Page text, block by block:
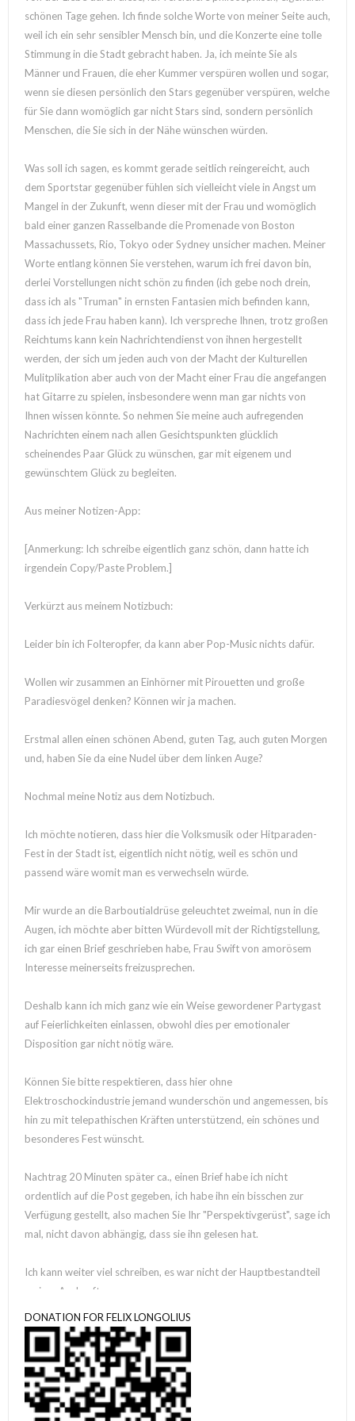
schönen Tage gehen. Ich finde solche Worte von meiner Seite auch,
weil ich ein sehr sensibler Mensch bin, und die Konzerte eine tolle
Stimmung in die Stadt gebracht haben. Ja, ich meinte Sie als
Männer und Frauen, die eher Kummer verspüren wollen und sogar,
wenn sie diesen persönlich den Stars gegenüber verspüren, welche
für Sie dann womöglich gar nicht Stars sind, sondern persönlich
Menschen, die Sie sich in der Nähe wünschen würden.
Was soll ich sagen, es kommt gerade seitlich reingereicht, auch
dem Sportstar gegenüber fühlen sich vielleicht viele in Angst um
Mangel in der Zukunft, wenn dieser mit der Frau und womöglich
bald einer ganzen Rasselbande die Promenade von Boston
Massachussets, Rio, Tokyo oder Sydney unsicher machen. Meiner
Worte entlang können Sie verstehen, warum ich frei davon bin,
derlei Vorstellungen nicht schön zu finden (ich gebe noch drein,
dass ich als "Truman" in ernsten Fantasien mich befinden kann,
dass ich jede Frau haben kann). Ich verspreche Ihnen, trotz großen
Reichtums kann kein Nachrichtendienst von ihnen hergestellt
werden, der sich um jeden auch von der Macht der Kulturellen
Mulitplikation aber auch von der Macht einer Frau die angefangen
hat Gitarre zu spielen, insbesondere wenn man gar nichts von
Ihnen wissen könnte. So nehmen Sie meine auch aufregenden
Nachrichten einem nach allen Gesichtspunkten glücklich
scheinendes Paar Glück zu wünschen, gar mit eigenem und
gewünschtem Glück zu begleiten.
Aus meiner Notizen-App:
[Anmerkung: Ich schreibe eigentlich ganz schön, dann hatte ich
irgendein Copy/Paste Problem.]
Verkürzt aus meinem Notizbuch:
Leider bin ich Folteropfer, da kann aber Pop-Music nichts dafür.
Wollen wir zusammen an Einhörner mit Pirouetten und große
Paradiesvögel denken? Können wir ja machen.
Erstmal allen einen schönen Abend, guten Tag, auch guten Morgen
und, haben Sie da eine Nudel über dem linken Auge?
Nochmal meine Notiz aus dem Notizbuch.
Ich möchte notieren, dass hier die Volksmusik oder Hitparaden-
Fest in der Stadt ist, eigentlich nicht nötig, weil es schön und
passend wäre womit man es verwechseln würde.
Mir wurde an die Barboutialdrüse geleuchtet zweimal, nun in die
Augen, ich möchte aber bitten Würdevoll mit der Richtigstellung,
ich gar einen Brief geschrieben habe, Frau Swift von amorösem
Interesse meinerseits freizusprechen.
Deshalb kann ich mich ganz wie ein Weise gewordener Partygast
auf Feierlichkeiten einlassen, obwohl dies per emotionaler
Disposition gar nicht nötig wäre.
Können Sie bitte respektieren, dass hier ohne
Elektroschockindustrie jemand wunderschön und angemessen, bis
hin zu mit telepathischen Kräften unterstützend, ein schönes und
besonderes Fest wünscht.
Nachtrag 20 Minuten später ca., einen Brief habe ich nicht
ordentlich auf die Post gegeben, ich habe ihn ein bisschen zur
Verfügung gestellt, also machen Sie Ihr "Perspektivgerüst", sage ich
mal, nicht davon abhängig, dass sie ihn gelesen hat.
Ich kann weiter viel schreiben, es war nicht der Hauptbestandteil
meiner Auskunft.
"kognitiver Nebel", soll ich? Tatsächlich würde ich denken so etwas,
ich glaube das war nach der großen Tour die ich in Hamburg so
beglückwünsche habe, also, ich weiß es auch nicht, deshalb notiere
ich ja nun.
DONATION FOR FELIX LONGOLIUS